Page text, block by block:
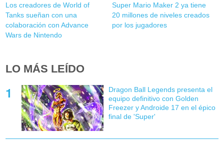
Los creadores de World of
Tanks sueñan con una
colaboración con Advance
Wars de Nintendo
Super Mario Maker 2 ya tiene
20 millones de niveles creados
por los jugadores
LO MÁS LEÍDO
Dragon Ball Legends presenta el
equipo definitivo con Golden
Freezer y Androide 17 en el épico
final de 'Super'